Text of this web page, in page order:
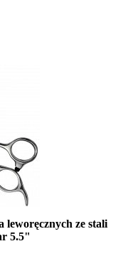
leworęcznych ze stali
5.5"